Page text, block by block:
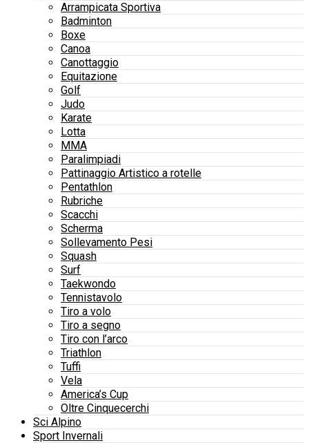
Arrampicata Sportiva
Badminton
Boxe
Canoa
Canottaggio
Equitazione
Golf
Judo
Karate
Lotta
MMA
Paralimpiadi
Pattinaggio Artistico a rotelle
Pentathlon
Rubriche
Scacchi
Scherma
Sollevamento Pesi
Squash
Surf
Taekwondo
Tennistavolo
Tiro a volo
Tiro a segno
Tiro con l’arco
Triathlon
Tuffi
Vela
America’s Cup
Oltre Cinquecerchi
Sci Alpino
Sport Invernali